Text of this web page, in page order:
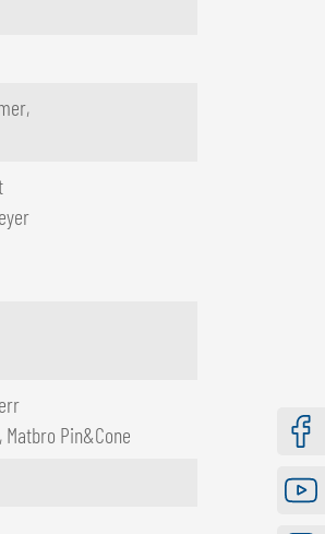
Matbro Pin&Cone